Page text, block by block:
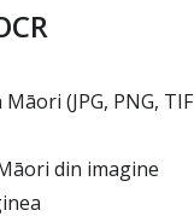
(JPG, PNG,
din imagine